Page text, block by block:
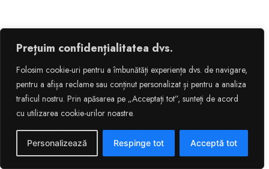
Prețuim confidențialitatea dvs.
Folosim cookie-uri pentru a îmbunătăți experiența dvs. de navigare,
pentru a afișa reclame sau conținut personalizat și pentru a analiza
traficul nostru. Prin apăsarea pe „Acceptați tot”, sunteți de acord
cu utilizarea cookie-urilor noastre.
Personalizează Respinge tot Acceptă tot